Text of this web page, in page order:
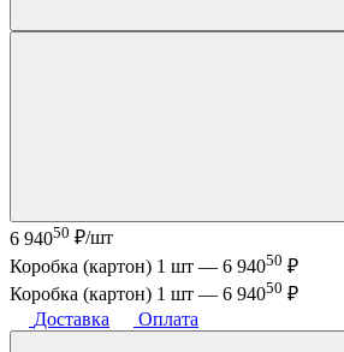
6 94050 ₽/шт
Коробка (картон) 1 шт — 6 94050 ₽
Коробка (картон) 1 шт — 6 94050 ₽
Доставка
Оплата